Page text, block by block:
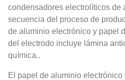
condensadores electrolíticos de
secuencia del proceso de
de aluminio electrónico y papel
del electrodo incluye lámina
química..
El papel de aluminio